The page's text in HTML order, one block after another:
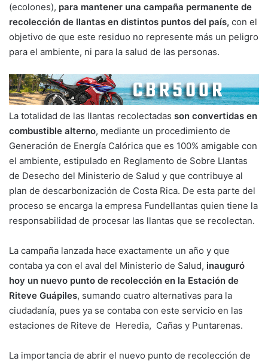
(ecolones), para mantener una campaña permanente de
recolección de llantas en distintos puntos del país, con el
objetivo de que este residuo no represente más un peligro
para el ambiente, ni para la salud de las personas.
La totalidad de las llantas recolectadas son convertidas en
combustible alterno, mediante un procedimiento de
Generación de Energía Calórica que es 100% amigable con
el ambiente, estipulado en Reglamento de Sobre Llantas
de Desecho del Ministerio de Salud y que contribuye al
plan de descarbonización de Costa Rica. De esta parte del
proceso se encarga la empresa Fundellantas quien tiene la
responsabilidad de procesar las llantas que se recolectan.
La campaña lanzada hace exactamente un año y que
contaba ya con el aval del Ministerio de Salud, inauguró
hoy un nuevo punto de recolección en la Estación de
Riteve Guápiles, sumando cuatro alternativas para la
ciudadanía, pues ya se contaba con este servicio en las
estaciones de Riteve de Heredia, Cañas y Puntarenas.
La importancia de abrir el nuevo punto de recolección de